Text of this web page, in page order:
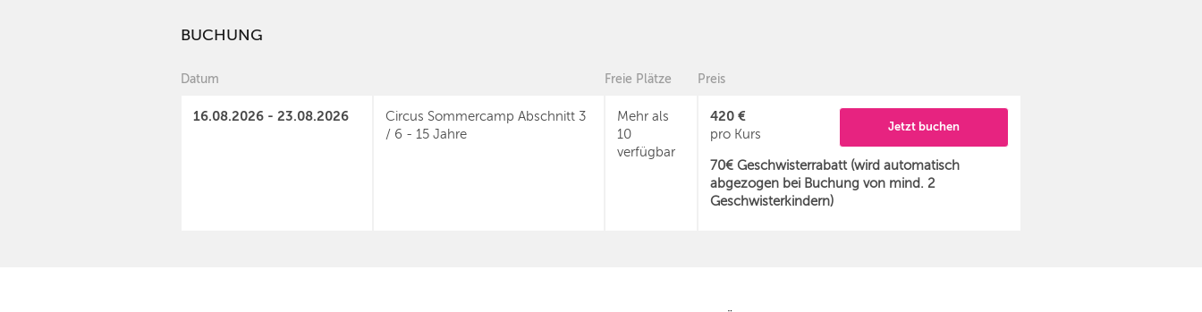
BUCHUNG
Datum Freie Plätze Preis
16.08.2026 - 23.08.2026
Circus Sommercamp Abschnitt 3
/ 6 - 15 Jahre
Mehr als
10
verfügbar
420 €
pro Kurs
Jetzt buchen
70€ Geschwisterrabatt (wird automatisch
abgezogen bei Buchung von mind. 2
Geschwisterkindern)